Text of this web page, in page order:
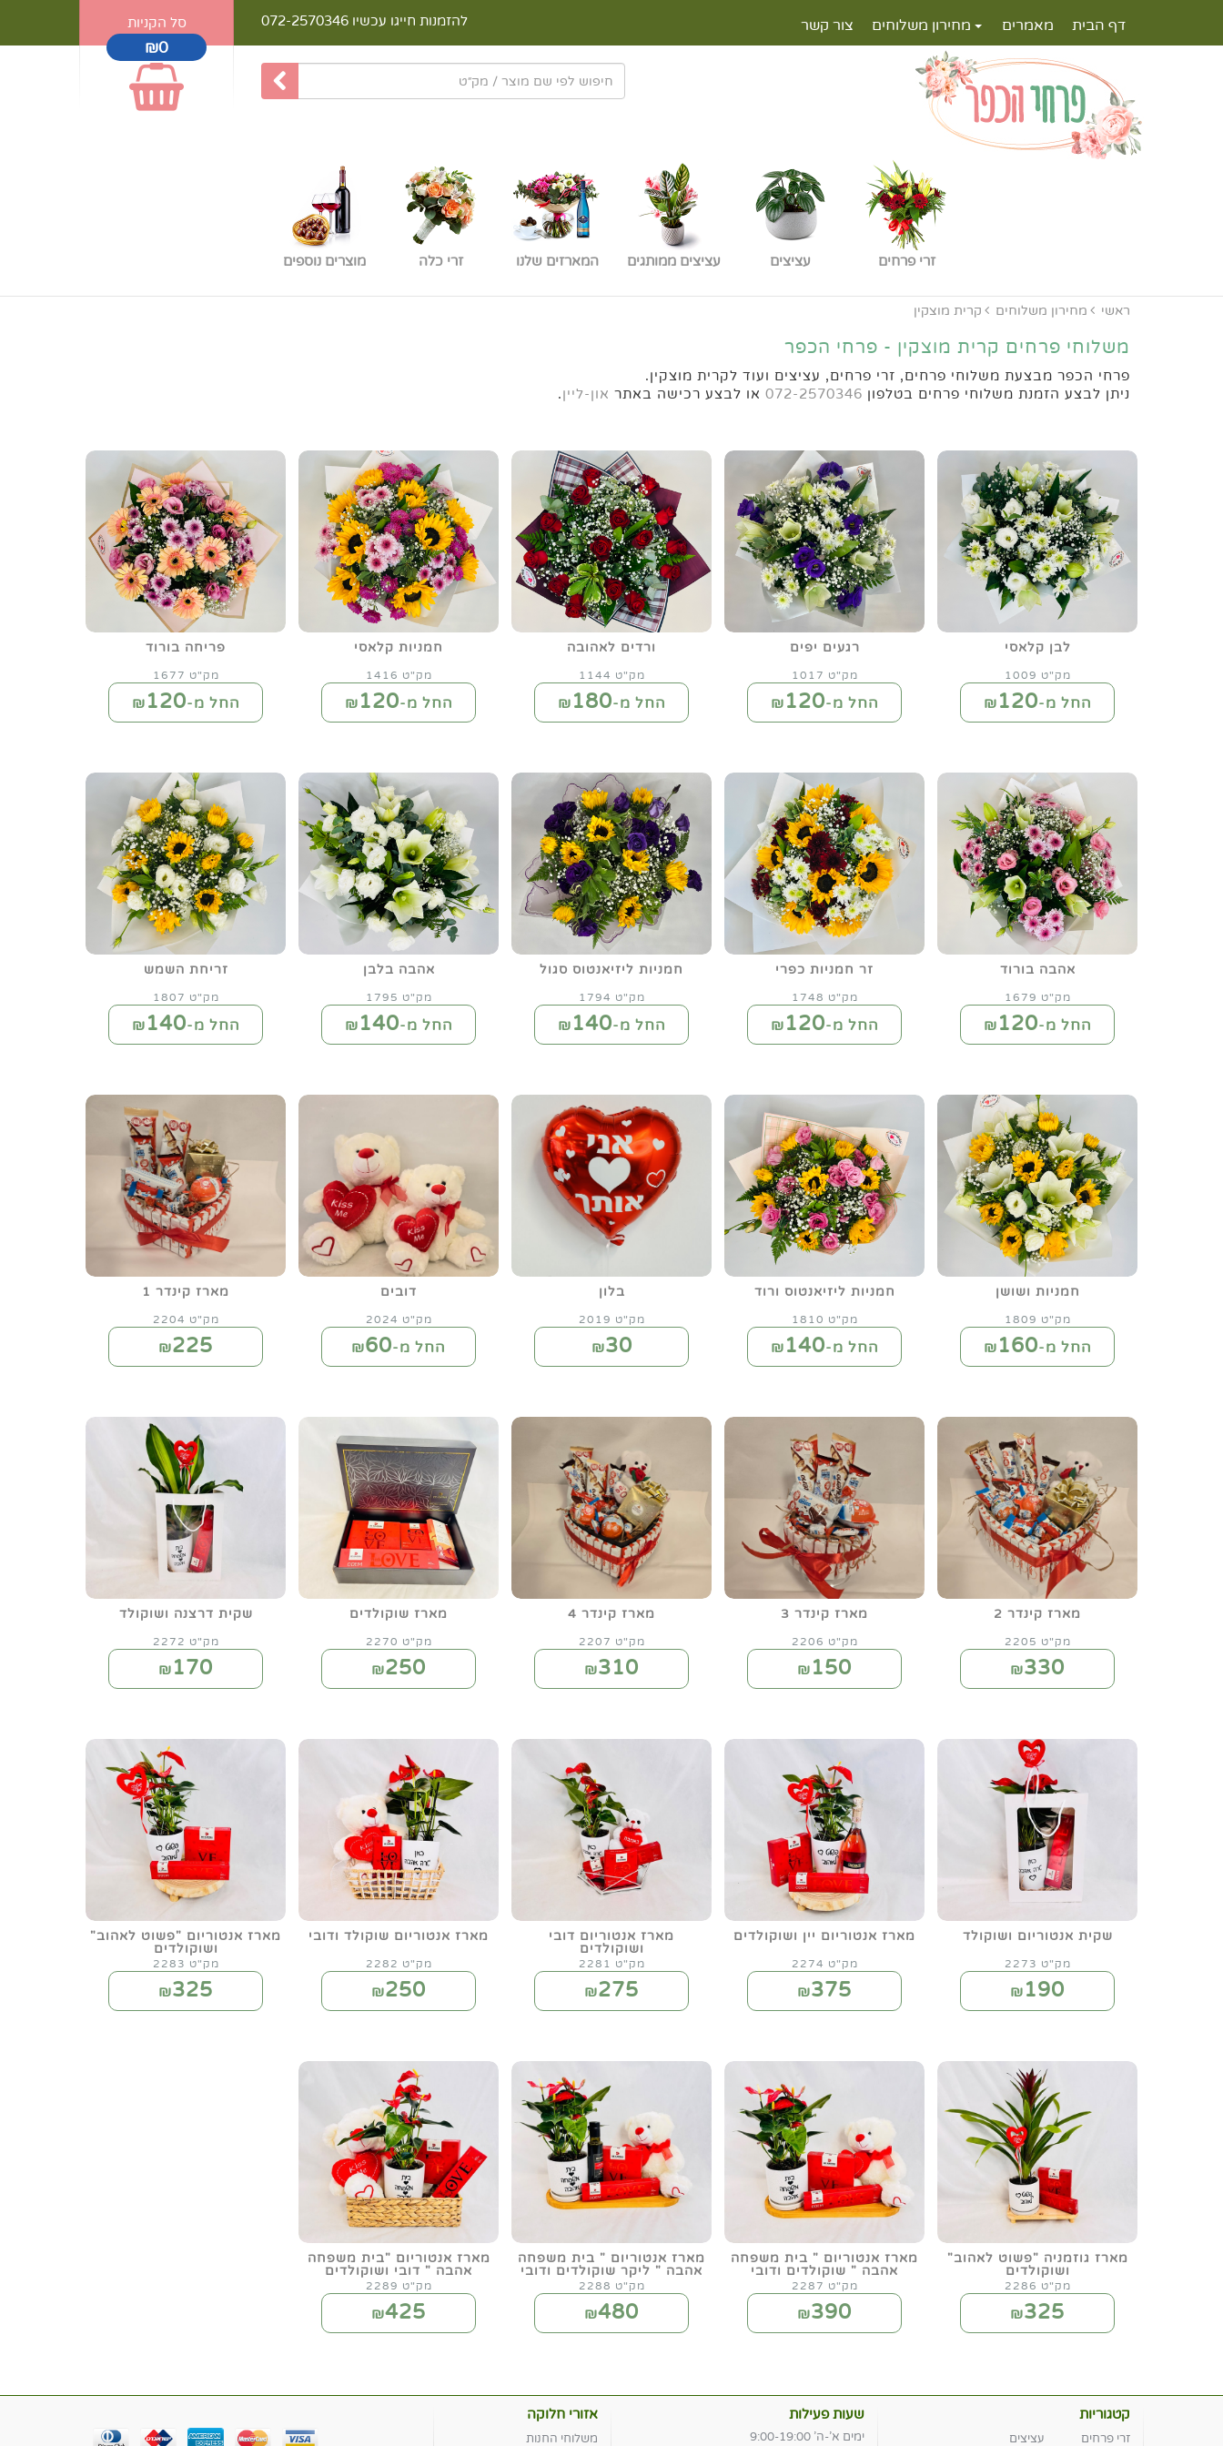
סל הקניות
₪0
להזמנות חייגו עכשיו 072-2570346 דף הבית מאמרים מחירון משלוחים צור קשר
זרי פרחים עציצים עציצים ממותגים המארזים שלנו זרי כלה מוצרים נוספים
ראשי מחירון משלוחים קרית מוצקין
משלוחי פרחים קרית מוצקין - פרחי הכפר
פרחי הכפר מבצעת משלוחי פרחים, זרי פרחים, עציצים ועוד לקרית מוצקין.
ניתן לבצע הזמנת משלוחי פרחים בטלפון 072-2570346 או לבצע רכישה באתר און-ליין.
לבן קלאסי
מק"ט 1009
החל מ-₪120
רגעים יפים
מק"ט 1017
החל מ-₪120
ורדים לאהובה
מק"ט 1144
החל מ-₪180
חמניות קלאסי
מק"ט 1416
החל מ-₪120
פריחה בורוד
מק"ט 1677
החל מ-₪120
אהבה בורוד
מק"ט 1679
החל מ-₪120
זר חמניות כפרי
מק"ט 1748
החל מ-₪120
חמניות ליזיאנטוס סגול
מק"ט 1794
החל מ-₪140
אהבה בלבן
מק"ט 1795
החל מ-₪140
זריחת השמש
מק"ט 1807
החל מ-₪140
חמניות ושושן
מק"ט 1809
החל מ-₪160
חמניות ליזיאנטוס ורוד
מק"ט 1810
החל מ-₪140
בלון
מק"ט 2019
₪30
דובים
מק"ט 2024
החל מ-₪60
מארז קינדר 1
מק"ט 2204
₪225
מארז קינדר 2
מק"ט 2205
₪330
מארז קינדר 3
מק"ט 2206
₪ 150
מארז קינדר 4
מק"ט 2207
₪310
מארז שוקולדים
מק"ט 2270
₪250
שקית דרצנה ושוקולד
מק"ט 2272
₪ 170
שקית אנטוריום ושוקולד
מק"ט 2273
₪ 190
מארז אנטוריום יין ושוקולדים
מק"ט 2274
₪375
מארז אנטוריום דובי
ושוקולדים
מק"ט 2281
₪275
מארז אנטוריום שוקולד ודובי
מק"ט 2282
₪250
מארז אנטוריום "פשוט לאהוב"
ושוקולדים
מק"ט 2283
₪325
מארז גוזמניה "פשוט לאהוב"
ושוקולדים
מק"ט 2286
₪325
מארז אנטוריום " בית משפחה
אהבה " שוקולדים ודובי
מק"ט 2287
₪390
מארז אנטוריום " בית משפחה
אהבה " ליקר שוקולדים ודובי
מק"ט 2288
₪480
מארז אנטוריום "בית משפחה
אהבה " דובי ושוקולדים
מק"ט 2289
₪425
קטגוריות
זרי פרחים עציצים
שעות פעילות
ימים א'-ה' 9:00-19:00
אזורי חלוקה
משלוחי החנות